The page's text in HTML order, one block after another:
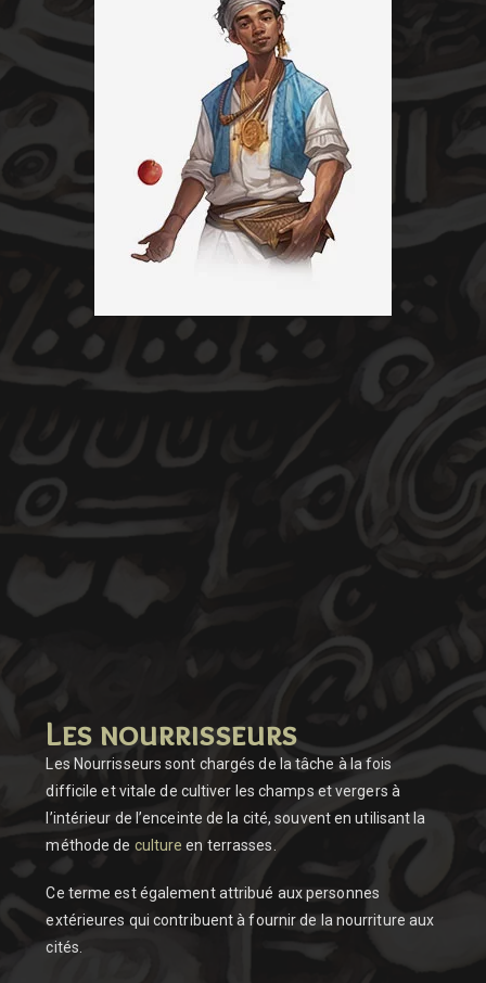
Les nourrisseurs
Les Nourrisseurs sont chargés de la tâche à la fois
difficile et vitale de cultiver les champs et vergers à
l’intérieur de l’enceinte de la cité, souvent en utilisant la
méthode de culture en terrasses.
Ce terme est également attribué aux personnes
extérieures qui contribuent à fournir de la nourriture aux
cités.